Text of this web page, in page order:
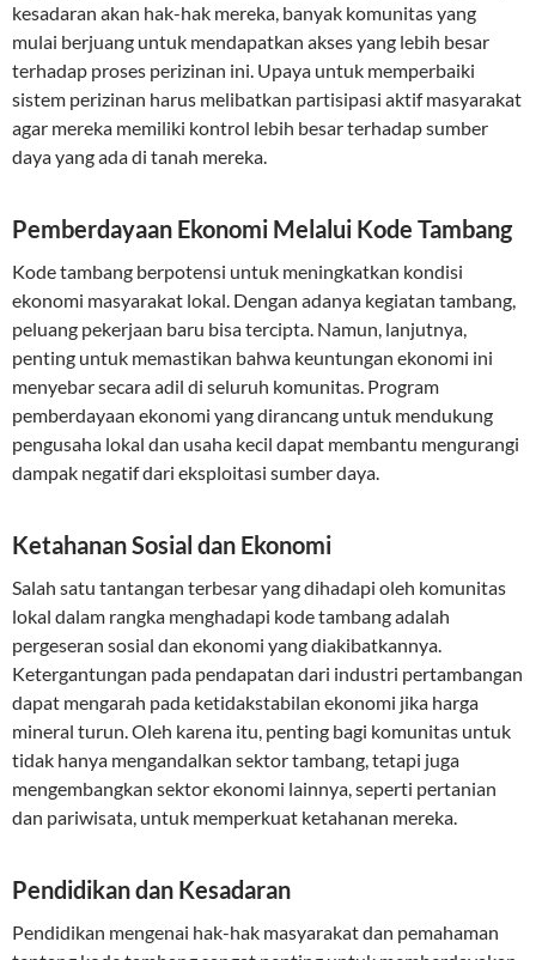
kesadaran akan hak-hak mereka, banyak komunitas yang
mulai berjuang untuk mendapatkan akses yang lebih besar
terhadap proses perizinan ini. Upaya untuk memperbaiki
sistem perizinan harus melibatkan partisipasi aktif masyarakat
agar mereka memiliki kontrol lebih besar terhadap sumber
daya yang ada di tanah mereka.
Pemberdayaan Ekonomi Melalui Kode Tambang
Kode tambang berpotensi untuk meningkatkan kondisi
ekonomi masyarakat lokal. Dengan adanya kegiatan tambang,
peluang pekerjaan baru bisa tercipta. Namun, lanjutnya,
penting untuk memastikan bahwa keuntungan ekonomi ini
menyebar secara adil di seluruh komunitas. Program
pemberdayaan ekonomi yang dirancang untuk mendukung
pengusaha lokal dan usaha kecil dapat membantu mengurangi
dampak negatif dari eksploitasi sumber daya.
Ketahanan Sosial dan Ekonomi
Salah satu tantangan terbesar yang dihadapi oleh komunitas
lokal dalam rangka menghadapi kode tambang adalah
pergeseran sosial dan ekonomi yang diakibatkannya.
Ketergantungan pada pendapatan dari industri pertambangan
dapat mengarah pada ketidakstabilan ekonomi jika harga
mineral turun. Oleh karena itu, penting bagi komunitas untuk
tidak hanya mengandalkan sektor tambang, tetapi juga
mengembangkan sektor ekonomi lainnya, seperti pertanian
dan pariwisata, untuk memperkuat ketahanan mereka.
Pendidikan dan Kesadaran
Pendidikan mengenai hak-hak masyarakat dan pemahaman